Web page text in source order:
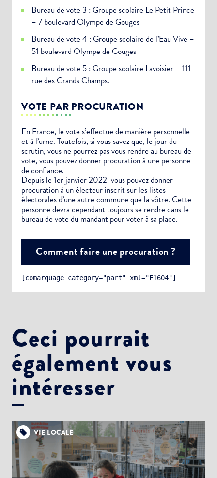
Bureau de vote 3 : Groupe scolaire Le Petit Prince
– 7 boulevard Olympe de Gouges
Bureau de vote 4 : Groupe scolaire de l’Eau Vive –
51 boulevard Olympe de Gouges
Bureau de vote 5 : Groupe scolaire Lavoisier – 111
rue des Grands Champs.
VOTE PAR PROCURATION
En France, le vote s’effectue de manière personnelle
et à l’urne. Toutefois, si vous savez que, le jour du
scrutin, vous ne pourrez pas vous rendre au bureau de
vote, vous pouvez donner procuration à une personne
de confiance.
Depuis le 1er janvier 2022, vous pouvez donner
procuration à un électeur inscrit sur les listes
électorales d’une autre commune que la vôtre. Cette
personne devra cependant toujours se rendre dans le
bureau de vote du mandant pour voter à sa place.
Comment faire une procuration ?
[comarquage category="part" xml="F1604"]
Ceci pourrait
également vous
intéresser
VIE LOCALE
Choisissez votre abonnement :
Alertes Mail
Newsletter Culture